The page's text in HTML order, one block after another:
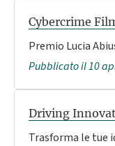
Cybercrime
Premio Lucia
Pubblicato il 10
Driving
Trasforma le tue